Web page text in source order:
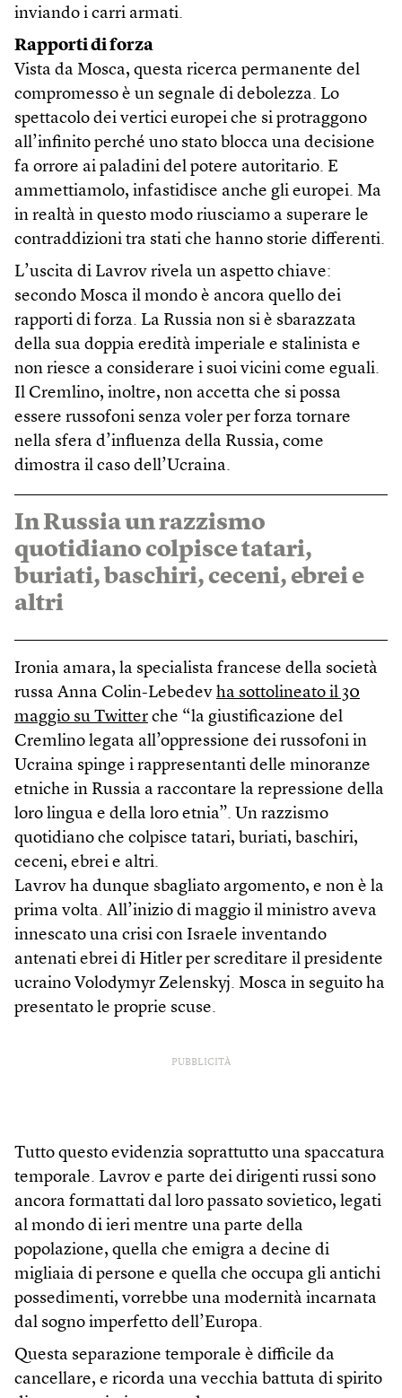
inviando i carri armati.
Rapporti di forza
Vista da Mosca, questa ricerca permanente del
compromesso è un segnale di debolezza. Lo
spettacolo dei vertici europei che si protraggono
all’infinito perché uno stato blocca una decisione
fa orrore ai paladini del potere autoritario. E
ammettiamolo, infastidisce anche gli europei. Ma
in realtà in questo modo riusciamo a superare le
contraddizioni tra stati che hanno storie differenti.
L’uscita di Lavrov rivela un aspetto chiave:
secondo Mosca il mondo è ancora quello dei
rapporti di forza. La Russia non si è sbarazzata
della sua doppia eredità imperiale e stalinista e
non riesce a considerare i suoi vicini come eguali.
Il Cremlino, inoltre, non accetta che si possa
essere russofoni senza voler per forza tornare
nella sfera d’influenza della Russia, come
dimostra il caso dell’Ucraina.
In Russia un razzismo
quotidiano colpisce tatari,
buriati, baschiri, ceceni, ebrei e
altri
Ironia amara, la specialista francese della società
russa Anna Colin-Lebedev ha sottolineato il 30
maggio su Twitter che “la giustificazione del
Cremlino legata all’oppressione dei russofoni in
Ucraina spinge i rappresentanti delle minoranze
etniche in Russia a raccontare la repressione della
loro lingua e della loro etnia”. Un razzismo
quotidiano che colpisce tatari, buriati, baschiri,
ceceni, ebrei e altri.
Lavrov ha dunque sbagliato argomento, e non è la
prima volta. All’inizio di maggio il ministro aveva
innescato una crisi con Israele inventando
antenati ebrei di Hitler per screditare il presidente
ucraino Volodymyr Zelenskyj. Mosca in seguito ha
presentato le proprie scuse.
PUBBLICITÀ
Tutto questo evidenzia soprattutto una spaccatura
temporale. Lavrov e parte dei dirigenti russi sono
ancora formattati dal loro passato sovietico, legati
al mondo di ieri mentre una parte della
popolazione, quella che emigra a decine di
migliaia di persone e quella che occupa gli antichi
possedimenti, vorrebbe una modernità incarnata
dal sogno imperfetto dell’Europa.
Questa separazione temporale è difficile da
cancellare, e ricorda una vecchia battuta di spirito